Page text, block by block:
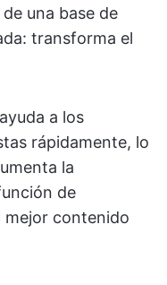
una base de
transforma el
a los
rápidamente, lo
la
de
mejor contenido